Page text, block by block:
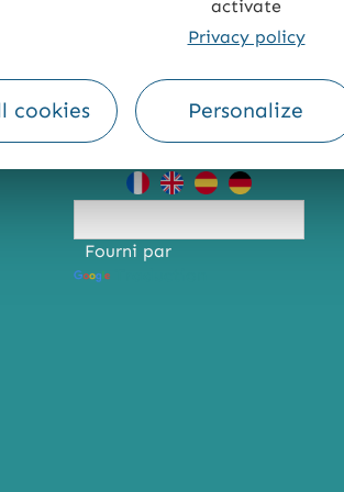
activate
Privacy policy
cookies Personalize
ACCESSIBILITÉ : NON CONFORME
Fourni par